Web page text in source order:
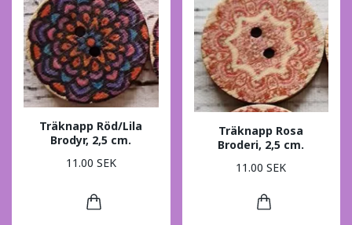
Träknapp Röd/Lila
Brodyr, 2,5 cm.
11.00 SEK
Träknapp Rosa
Broderi, 2,5 cm.
11.00 SEK